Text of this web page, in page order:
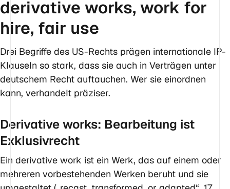
derivative works, work for
hire, fair use
Drei Begriffe des US-Rechts prägen internationale IP-
Klauseln so stark, dass sie auch in Verträgen unter
deutschem Recht auftauchen. Wer sie einordnen
kann, verhandelt präziser.
Derivative works: Bearbeitung ist
Exklusivrecht
Ein derivative work ist ein Werk, das auf einem oder
mehreren vorbestehenden Werken beruht und sie